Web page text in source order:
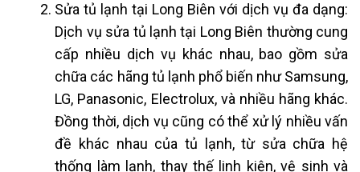
Sửa tủ lạnh tại Long Biên với dịch vụ đa dạng:
Dịch vụ sửa tủ lạnh tại Long Biên thường cung
cấp nhiều dịch vụ khác nhau, bao gồm sửa
chữa các hãng tủ lạnh phổ biến như Samsung,
LG, Panasonic, Electrolux, và nhiều hãng khác.
Đồng thời, dịch vụ cũng có thể xử lý nhiều vấn
đề khác nhau của tủ lạnh, từ sửa chữa hệ
thống làm lạnh, thay thế linh kiện, vệ sinh và